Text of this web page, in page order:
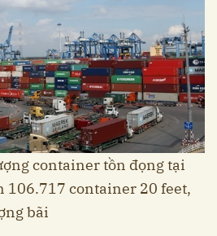
container tồn đọng tại
106.717 container 20 feet,
bãi